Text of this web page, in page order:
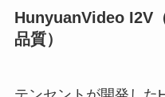
HunyuanVideo I2V
品質）